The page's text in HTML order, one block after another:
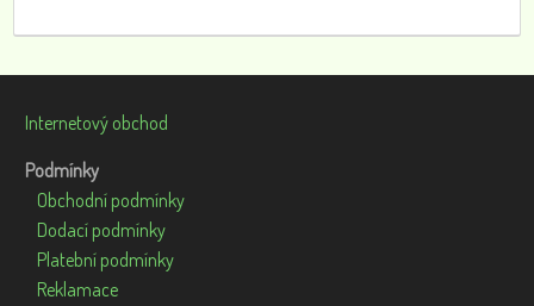
Internetový obchod
Podmínky
Obchodní podmínky
Dodací podmínky
Platební podmínky
Reklamace